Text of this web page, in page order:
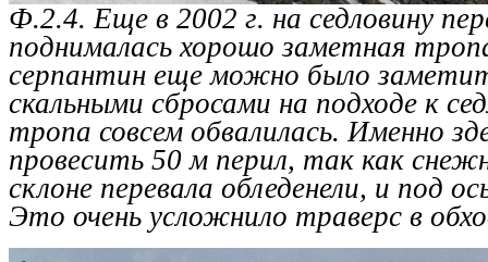
Ф.2.4. Еще в 2002 г. на седловину
поднималась хорошо заметная
серпантин еще можно было
скальными сбросами на подходе к
тропа совсем обвалилась. Именно
провесить 50 м перил, так как
склоне перевала обледенели, и под
Это очень усложнило траверс в